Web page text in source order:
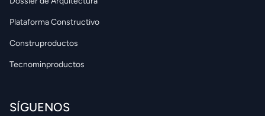
Plataforma Constructivo
Construproductos
Tecnominproductos
SÍGUENOS